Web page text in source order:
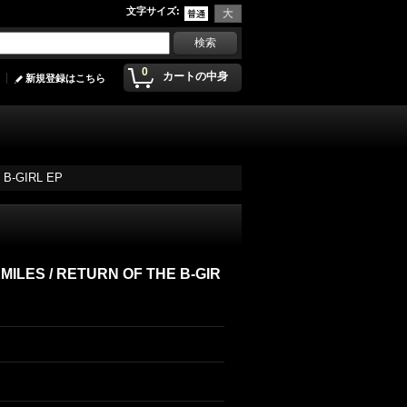
文字サイズ:
0 カートの中身
新規登録はこちら
GIRL EP
‎/ RETURN OF THE B-GIR